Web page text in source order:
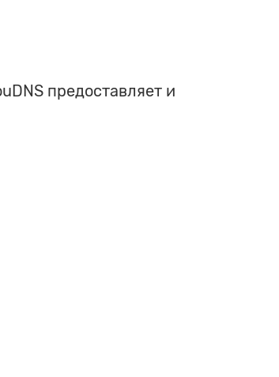
предоставляет и